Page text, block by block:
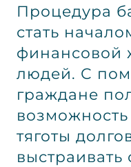
Процедура
стать
финансовой
людей. С
граждане
возможность
тяготы
выстраивать